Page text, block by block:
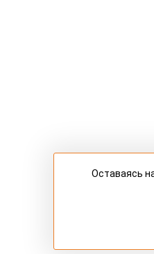
Оставаясь